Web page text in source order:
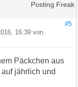
Posting Freak
#5
16:39 von
Päckchen aus
jährlich und